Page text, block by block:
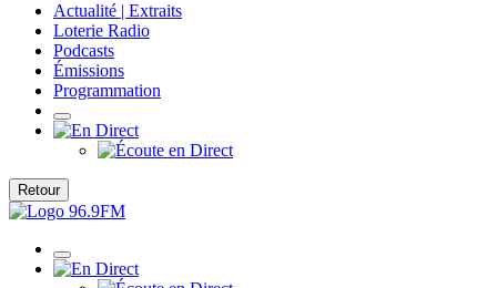
Actualité | Extraits
Loterie Radio
Podcasts
Émissions
Programmation
Retour